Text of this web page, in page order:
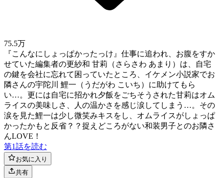
75.5万
『こんなにしょっぱかったっけ』仕事に追われ、お腹をすか
せていた編集者の更紗和 甘莉（さらさわ あまり）は、自宅
の鍵を会社に忘れて困っていたところ、イケメン小説家でお
隣さんの宇陀川 鯉一（うだがわ こいち）に助けてもら
い…。更には自宅に招かれ夕飯をごちそうされた甘莉はオム
ライスの美味しさ、人の温かさを感じ涙してしまう…。その
涙を見た鯉一は少し微笑みキスをし、オムライスがしょっぱ
かったかもと反省？？捉えどころがない和装男子とのお隣さ
んLOVE！
第1話を読む
お気に入り
共有